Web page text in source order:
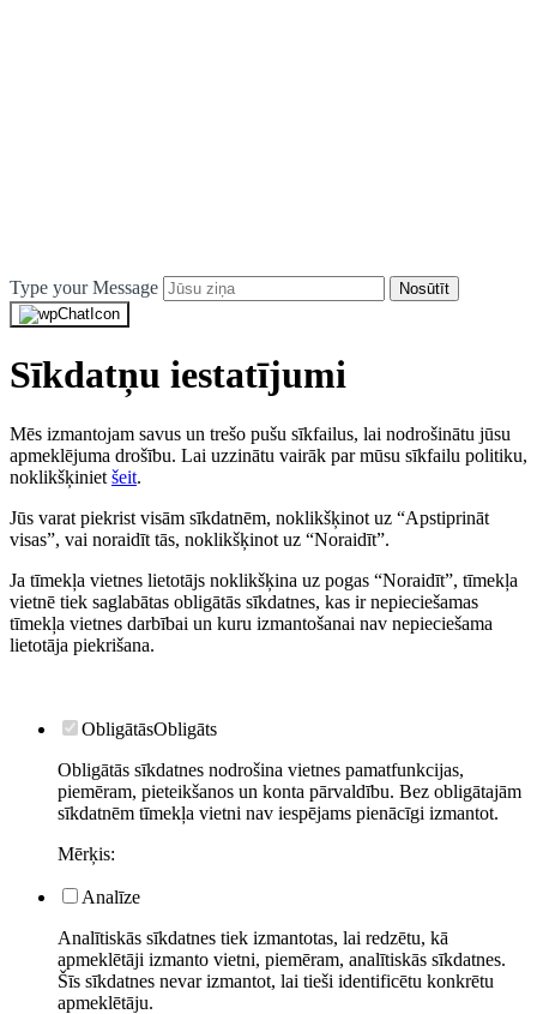
Type your Message Nosūtīt
Sīkdatņu iestatījumi
Mēs izmantojam savus un trešo pušu sīkfailus, lai nodrošinātu jūsu
apmeklējuma drošību. Lai uzzinātu vairāk par mūsu sīkfailu politiku,
noklikšķiniet šeit.
Jūs varat piekrist visām sīkdatnēm, noklikšķinot uz “Apstiprināt
visas”, vai noraidīt tās, noklikšķinot uz “Noraidīt”.
Ja tīmekļa vietnes lietotājs noklikšķina uz pogas “Noraidīt”, tīmekļa
vietnē tiek saglabātas obligātās sīkdatnes, kas ir nepieciešamas
tīmekļa vietnes darbībai un kuru izmantošanai nav nepieciešama
lietotāja piekrišana.
ObligātāsObligāts
Obligātās sīkdatnes nodrošina vietnes pamatfunkcijas,
piemēram, pieteikšanos un konta pārvaldību. Bez obligātajām
sīkdatnēm tīmekļa vietni nav iespējams pienācīgi izmantot.
Mērķis:
Analīze
Analītiskās sīkdatnes tiek izmantotas, lai redzētu, kā
apmeklētāji izmanto vietni, piemēram, analītiskās sīkdatnes.
Šīs sīkdatnes nevar izmantot, lai tieši identificētu konkrētu
apmeklētāju.